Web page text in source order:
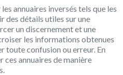
annuaires inversés tels que les
des détails utiles sur une
un discernement et une
les informations obtenues
toute confusion ou erreur. En
ces annuaires de manière